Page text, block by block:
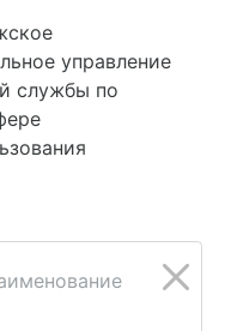
управление
службы по